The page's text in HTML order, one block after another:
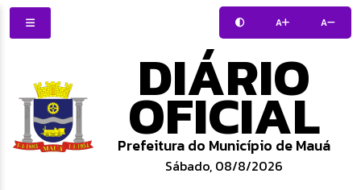
A A
DIÁRIO
OFICIAL
Prefeitura do Município de Mauá
Sábado, 08/8/2026